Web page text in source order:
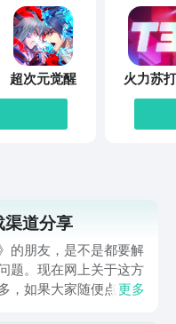
超次元觉醒
火力苏
渠道分享
的朋友，是不是都要解
题。现在网上关于这方
，如果大家随便点击陌
更多